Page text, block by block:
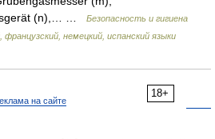
(n),… …
Безопасность и гигиена
немецкий, испанский языки
18+
на сайте